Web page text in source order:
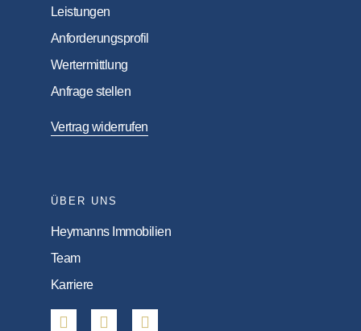
Leistungen
Anforderungsprofil
Wertermittlung
Anfrage stellen
Vertrag widerrufen
ÜBER UNS
Heymanns Immobilien
Team
Karriere